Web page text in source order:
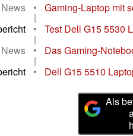
News
• Gaming-Laptop mit
|
• Test Dell G15 5530
|
News
• Das Gaming-
|
• Dell G15 5510
Als